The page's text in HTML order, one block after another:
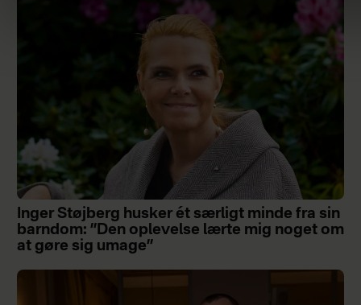
Inger Støjberg husker ét særligt minde fra sin
barndom: ”Den oplevelse lærte mig noget om
at gøre sig umage”